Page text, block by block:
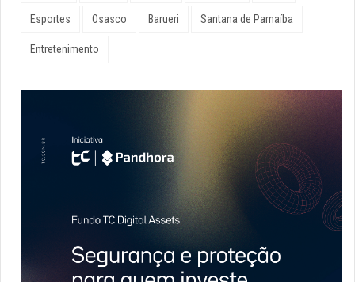
Esportes Osasco Barueri Santana de Parnaíba
Entretenimento